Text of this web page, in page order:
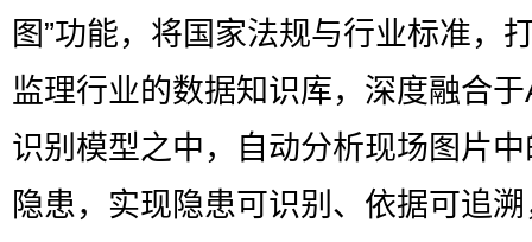
图”功能，将国家法规与行业标准，
监理行业的数据知识库，深度融合
识别模型之中，自动分析现场图片
隐患，实现隐患可识别、依据可追